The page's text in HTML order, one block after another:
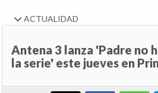
ACTUALIDAD
Antena 3 lanza 'Padre no
la serie' este jueves en